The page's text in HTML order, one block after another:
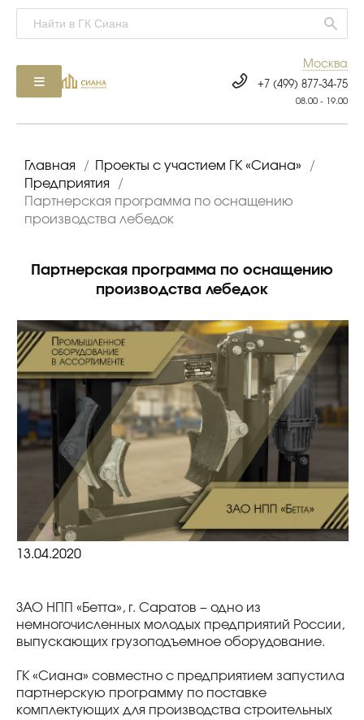
Москва
+7 (499) 877-34-75
08.00 - 19.00
Главная / Проекты с участием ГК «Сиана»
/
Предприятия
/
Партнерская программа по оснащению
производства лебедок
Партнерская программа по оснащению
производства лебедок
13.04.2020
ЗАО НПП «Бетта», г. Саратов ‒ одно из
немногочисленных молодых предприятий России,
выпускающих грузоподъемное оборудование.
ГК «Сиана» совместно с предприятием запустила
партнерскую программу по поставке
комплектующих для производства строительных